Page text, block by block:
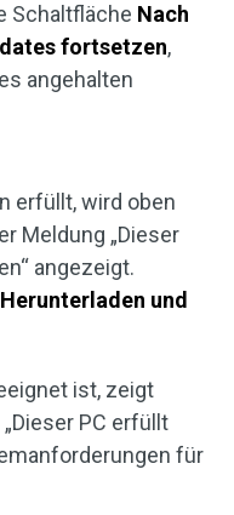
Schaltfläche Nach
fortsetzen,
angehalten
erfüllt, wird oben
Meldung „Dieser
angezeigt.
Herunterladen und
ist, zeigt
PC erfüllt
für